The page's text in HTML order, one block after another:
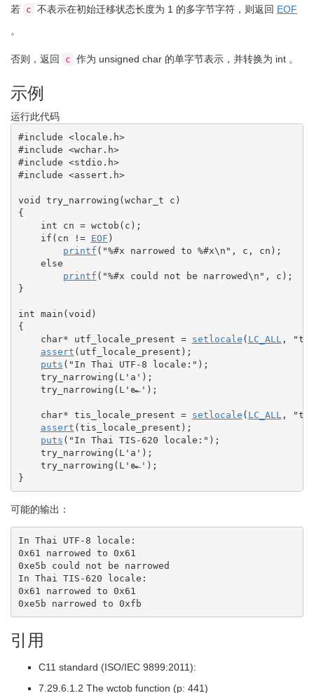
若 c 不表示在初始迁移状态长度为 1 的多字节字符，则返回 EOF
。
否则，返回 c 作为 unsigned char 的单字节表示，并转换为 int 。
示例
运行此代码
#include <locale.h>
#include <wchar.h>
#include <stdio.h>
#include <assert.h>
void try_narrowing (wchar_t c )
{
int cn = wctob ( c ) ;
if ( cn ! = EOF )
printf ( "%#x narrowed to %#x\n " , c, cn ) ;
else
printf ( "%#x could not be narrowed\n " , c ) ;
}
int main (void )
{
char* utf_locale_present = setlocale ( LC_ALL ,
assert ( utf_locale_present ) ;
puts ( "In Thai UTF-8 locale:" ) ;
    try_narrowing
( L 'a' ) ;
    try_narrowing
( L '๛' ) ;
char* tis_locale_present = setlocale ( LC_ALL ,
assert (tis_locale_present ) ;
puts ( "In Thai TIS-620 locale:" ) ;
    try_narrowing
( L 'a' ) ;
    try_narrowing
( L '๛' ) ;
}
可能的输出：
In Thai UTF-8 locale:
0x61 narrowed to 0x61
0xe5b could not be narrowed
In Thai TIS-620 locale:
0x61 narrowed to 0x61
0xe5b narrowed to 0xfb
引用
C11 standard (ISO/IEC 9899:2011):
7.29.6.1.2 The wctob function (p: 441)